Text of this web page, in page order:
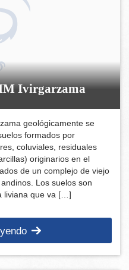
Ivirgarzama
geológicamente se
formados por
coluviales, residuales
originarios en el
de un complejo de viejo
Los suelos son
liviana que va […]